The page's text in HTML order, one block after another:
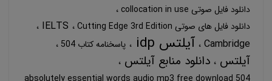
دانلود فایل صوتی collocation in use
دانلود فایل های صوتی Cutting Edge 3rd Edition
IELTS
Cambridge آیلتس idp پاسخنامه کتاب 504
آیلتس دانلود منابع آیلتس